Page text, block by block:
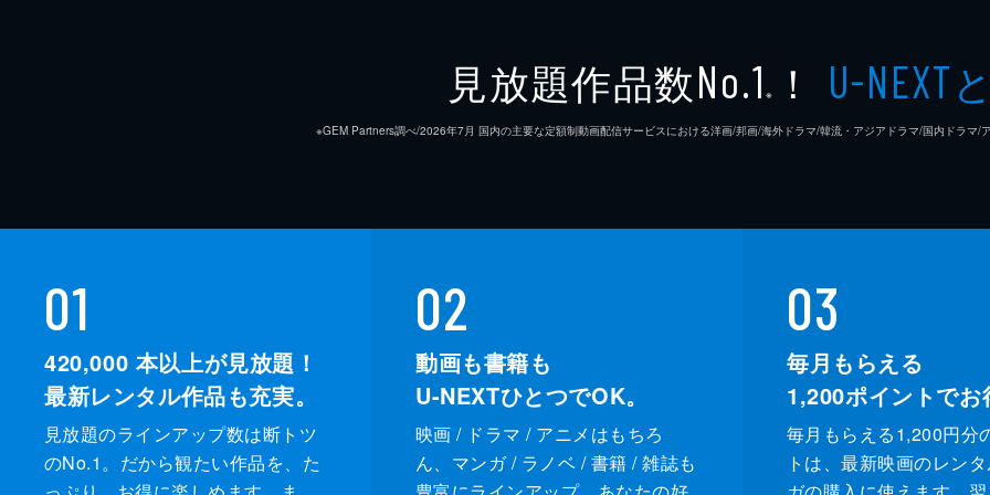
見放題作品数No.1 ※ ！ U-NEXT
※GEM Partners調べ/2026年7⽉ 国内の主要な定額制動画配信サービスにおける洋画/邦画/海外ドラマ/韓流・アジアドラマ/国内ドラマ/
01
420,000 本以上が見放題！
最新レンタル作品も充実。
見放題のラインアップ数は断トツ
のNo.1。だから観たい作品を、た
02
動画も書籍も
U-NEXTひとつでOK。
映画 / ドラマ / アニメはもちろ
ん、マンガ / ラノベ / 書籍 / 雑誌も
03
毎月もらえる
1,200ポイントでお
毎月もらえる1,200円分
トは、最新映画のレン